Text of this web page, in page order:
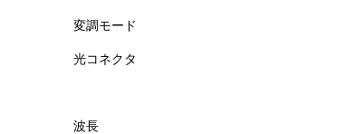
変調モード
光コネクタ
波長